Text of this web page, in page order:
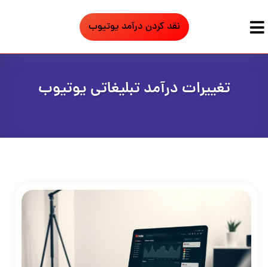
نقد کردن درآمد یوتیوب
تغییرات درآمد تبلیغاتی یوتیوب